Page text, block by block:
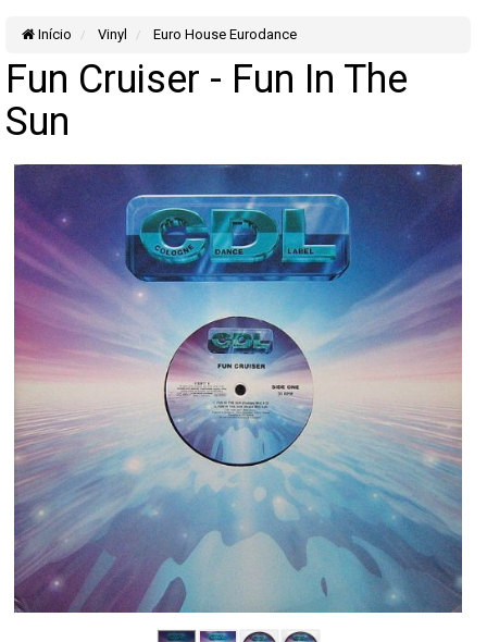
Início Vinyl Euro House Eurodance
Fun Cruiser - Fun In The
Sun